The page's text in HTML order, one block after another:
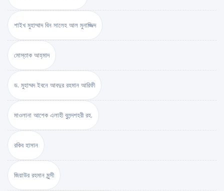
শাইখ মুহাম্মাদ বিন সালেহ আল মুনাজ্জিদ
মোস্তাক আহ্‌মাদ
ড. মুহাম্মদ ইবনে আবদুর রহমান আরিফী
মাওলানা আশেক এলাহী বুলন্দশহরী রহ.
রকিব হাসান
জিয়াউর রহমান মুন্সী